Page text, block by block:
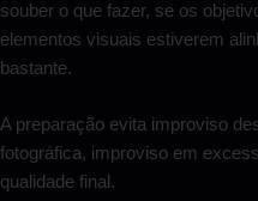
souber o que fazer, se os
elementos visuais estiverem
bastante.
A preparação evita improviso
fotográfica, improviso em
qualidade final.